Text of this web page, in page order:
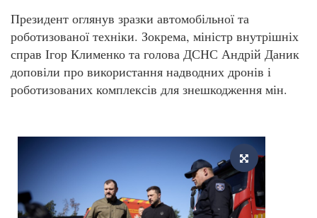
Президент оглянув зразки автомобільної та
роботизованої техніки. Зокрема, міністр внутрішніх
справ Ігор Клименко та голова ДСНС Андрій Даник
доповіли про використання надводних дронів і
роботизованих комплексів для знешкодження мін.